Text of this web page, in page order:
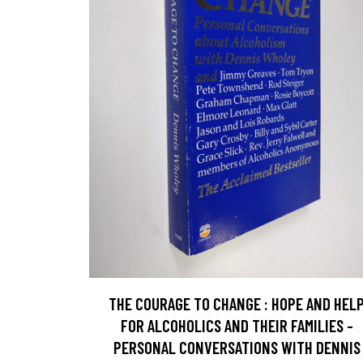
THE COURAGE TO CHANGE : HOPE AND
FOR ALCOHOLICS AND THEIR FAMILIES -
PERSONAL CONVERSATIONS WITH DENNIS